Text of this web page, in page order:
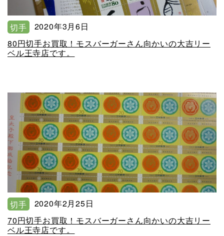
切手
2020年3月6日
80円切手お買取！モスバーガーさん向かいの大吉リー
ベル王寺店です。
切手
2020年2月25日
70円切手お買取！モスバーガーさん向かいの大吉リー
ベル王寺店です。